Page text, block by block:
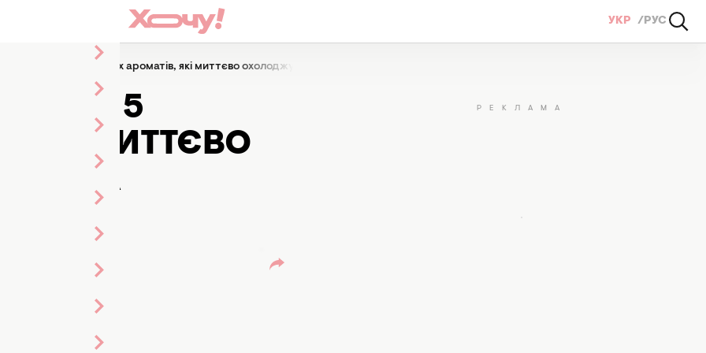
УКР РУС
льоду: 5 м’ятних ароматів, які миттєво охолоджують шкіру та дарують свіжість
5
ЯКІ МИТТЄВО
ТА